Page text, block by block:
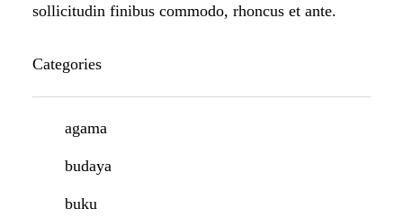
sollicitudin finibus commodo, rhoncus et ante.
Categories
agama
budaya
buku